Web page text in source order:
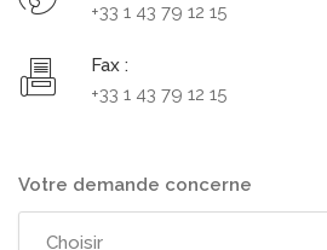
+33 1 43 79 12 15
Fax :
+33 1 43 79 12 15
Votre demande concerne